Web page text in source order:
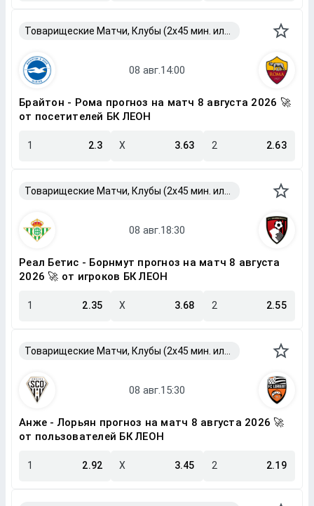
Брайтон - Рома прогноз на матч 8 августа 2026 🚀
от посетителей БК ЛЕОН
1 2.3 X 3.63 2 2.63
Реал Бетис - Борнмут прогноз на матч 8 августа
2026 🚀 от игроков БК ЛЕОН
1 2.35 X 3.68 2 2.55
Анже - Лорьян прогноз на матч 8 августа 2026 🚀
от пользователей БК ЛЕОН
1 2.92 X 3.45 2 2.19